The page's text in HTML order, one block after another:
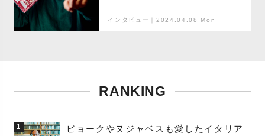
インタビュー｜2024.04.08 Mon
RANKING
1
ビョークやヌジャベスも愛したイタリア